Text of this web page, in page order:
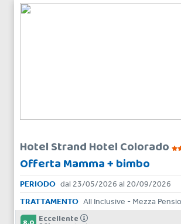
Hotel Strand Hotel Colorado
Offerta Mamma + bimbo
PERIODO dal 23/05/2026 al 20/09/2026
TRATTAMENTO
Eccellente